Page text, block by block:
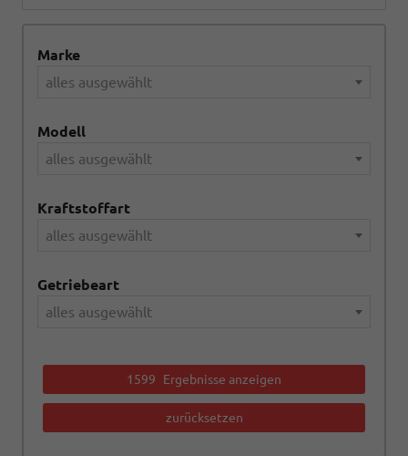
Marke
alles ausgewählt
Modell
alles ausgewählt
Kraftstoffart
alles ausgewählt
Getriebeart
alles ausgewählt
1599 Ergebnisse anzeigen
zurücksetzen